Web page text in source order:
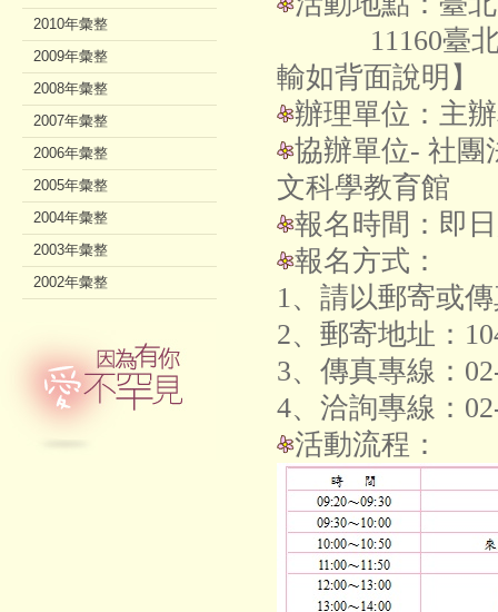
11160臺北市
輸如背面說明】
辦理單位：主
協辦單位- 社團
文科學教育館
報名時間：即
報名方式：
1、請以郵寄或
2、郵寄地址：
3、傳真專線：
4、洽詢專線：
活動流程：
2010年彙整
2009年彙整
2008年彙整
2007年彙整
2006年彙整
2005年彙整
2004年彙整
2003年彙整
2002年彙整